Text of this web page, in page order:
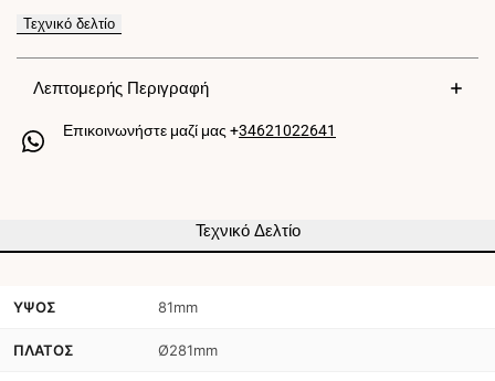
κρεμαστό
φωτιστικό
150W
5
κρεμαστό
φωτιστικό
150W
Τεχνικό δελτίο
Λεπτομερής Περιγραφή
Επικοινωνήστε μαζί μας +34621022641
Τεχνικό Δελτίο
ΎΨΟΣ 81mm
ΠΛΆΤΟΣ Ø281mm